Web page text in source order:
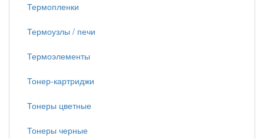
Термопленки
Термоузлы / печи
Термоэлементы
Тонер-картриджи
Тонеры цветные
Тонеры черные